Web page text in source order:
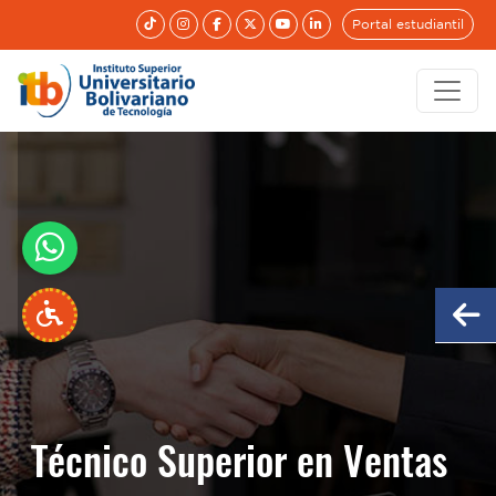
Portal estudiantil
Técnico Superior en Ventas
Técnico Superior en Ventas